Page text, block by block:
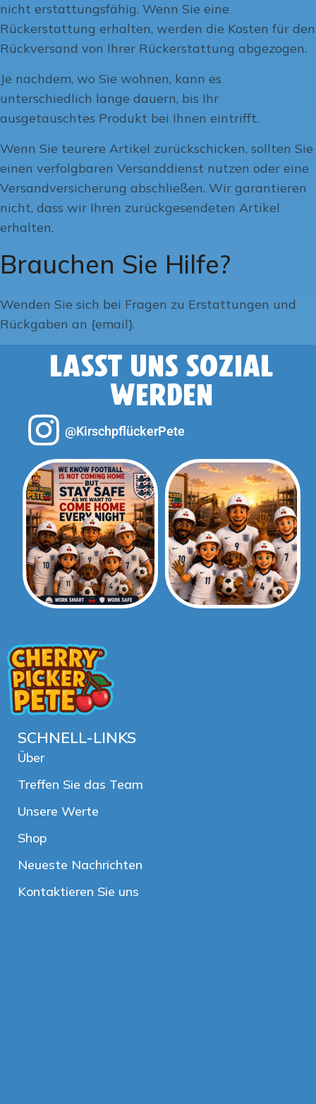
nicht erstattungsfähig. Wenn Sie eine
Rückerstattung erhalten, werden die Kosten für den
Rückversand von Ihrer Rückerstattung abgezogen.
Je nachdem, wo Sie wohnen, kann es
unterschiedlich lange dauern, bis Ihr
ausgetauschtes Produkt bei Ihnen eintrifft.
Wenn Sie teurere Artikel zurückschicken, sollten Sie
einen verfolgbaren Versanddienst nutzen oder eine
Versandversicherung abschließen. Wir garantieren
nicht, dass wir Ihren zurückgesendeten Artikel
erhalten.
Brauchen Sie Hilfe?
Wenden Sie sich bei Fragen zu Erstattungen und
Rückgaben an {email}.
LASST UNS SOZIAL
WERDEN
@KirschpflückerPete
SCHNELL-LINKS
Über
Treffen Sie das Team
Unsere Werte
Shop
Neueste Nachrichten
Kontaktieren Sie uns